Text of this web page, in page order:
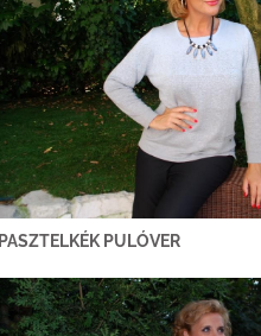
PASZTELKÉK PULÓVER